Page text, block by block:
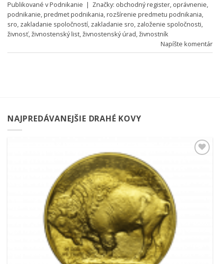
Publikované vPodnikanie | Značky: obchodný register, oprávnenie,
podnikanie,predmet podnikania,rozšírenie predmetu podnikania,
sro, zakladanie spoločností, zakladanie sro, založenie spoločnosti,
živnosť,živnostenský list,živnostenský úrad,živnostník
Napíšte komentár
NAJPREDÁVANEJŠIE DRAHÉ KOVY